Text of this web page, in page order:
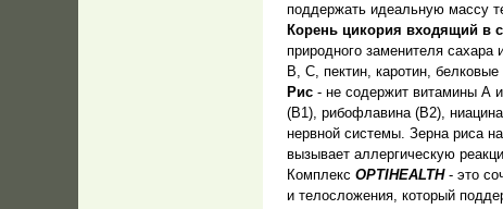
поддержать идеальную массу
Корень цикория входящий в
природного заменителя
В, С, пектин, каротин,
Рис - не содержит витамины А
(В1), рибофлавина (В2),
нервной системы. Зерна риса
вызывает аллергическую
Комплекс OPTIHEALTH- это
и телосложения, который